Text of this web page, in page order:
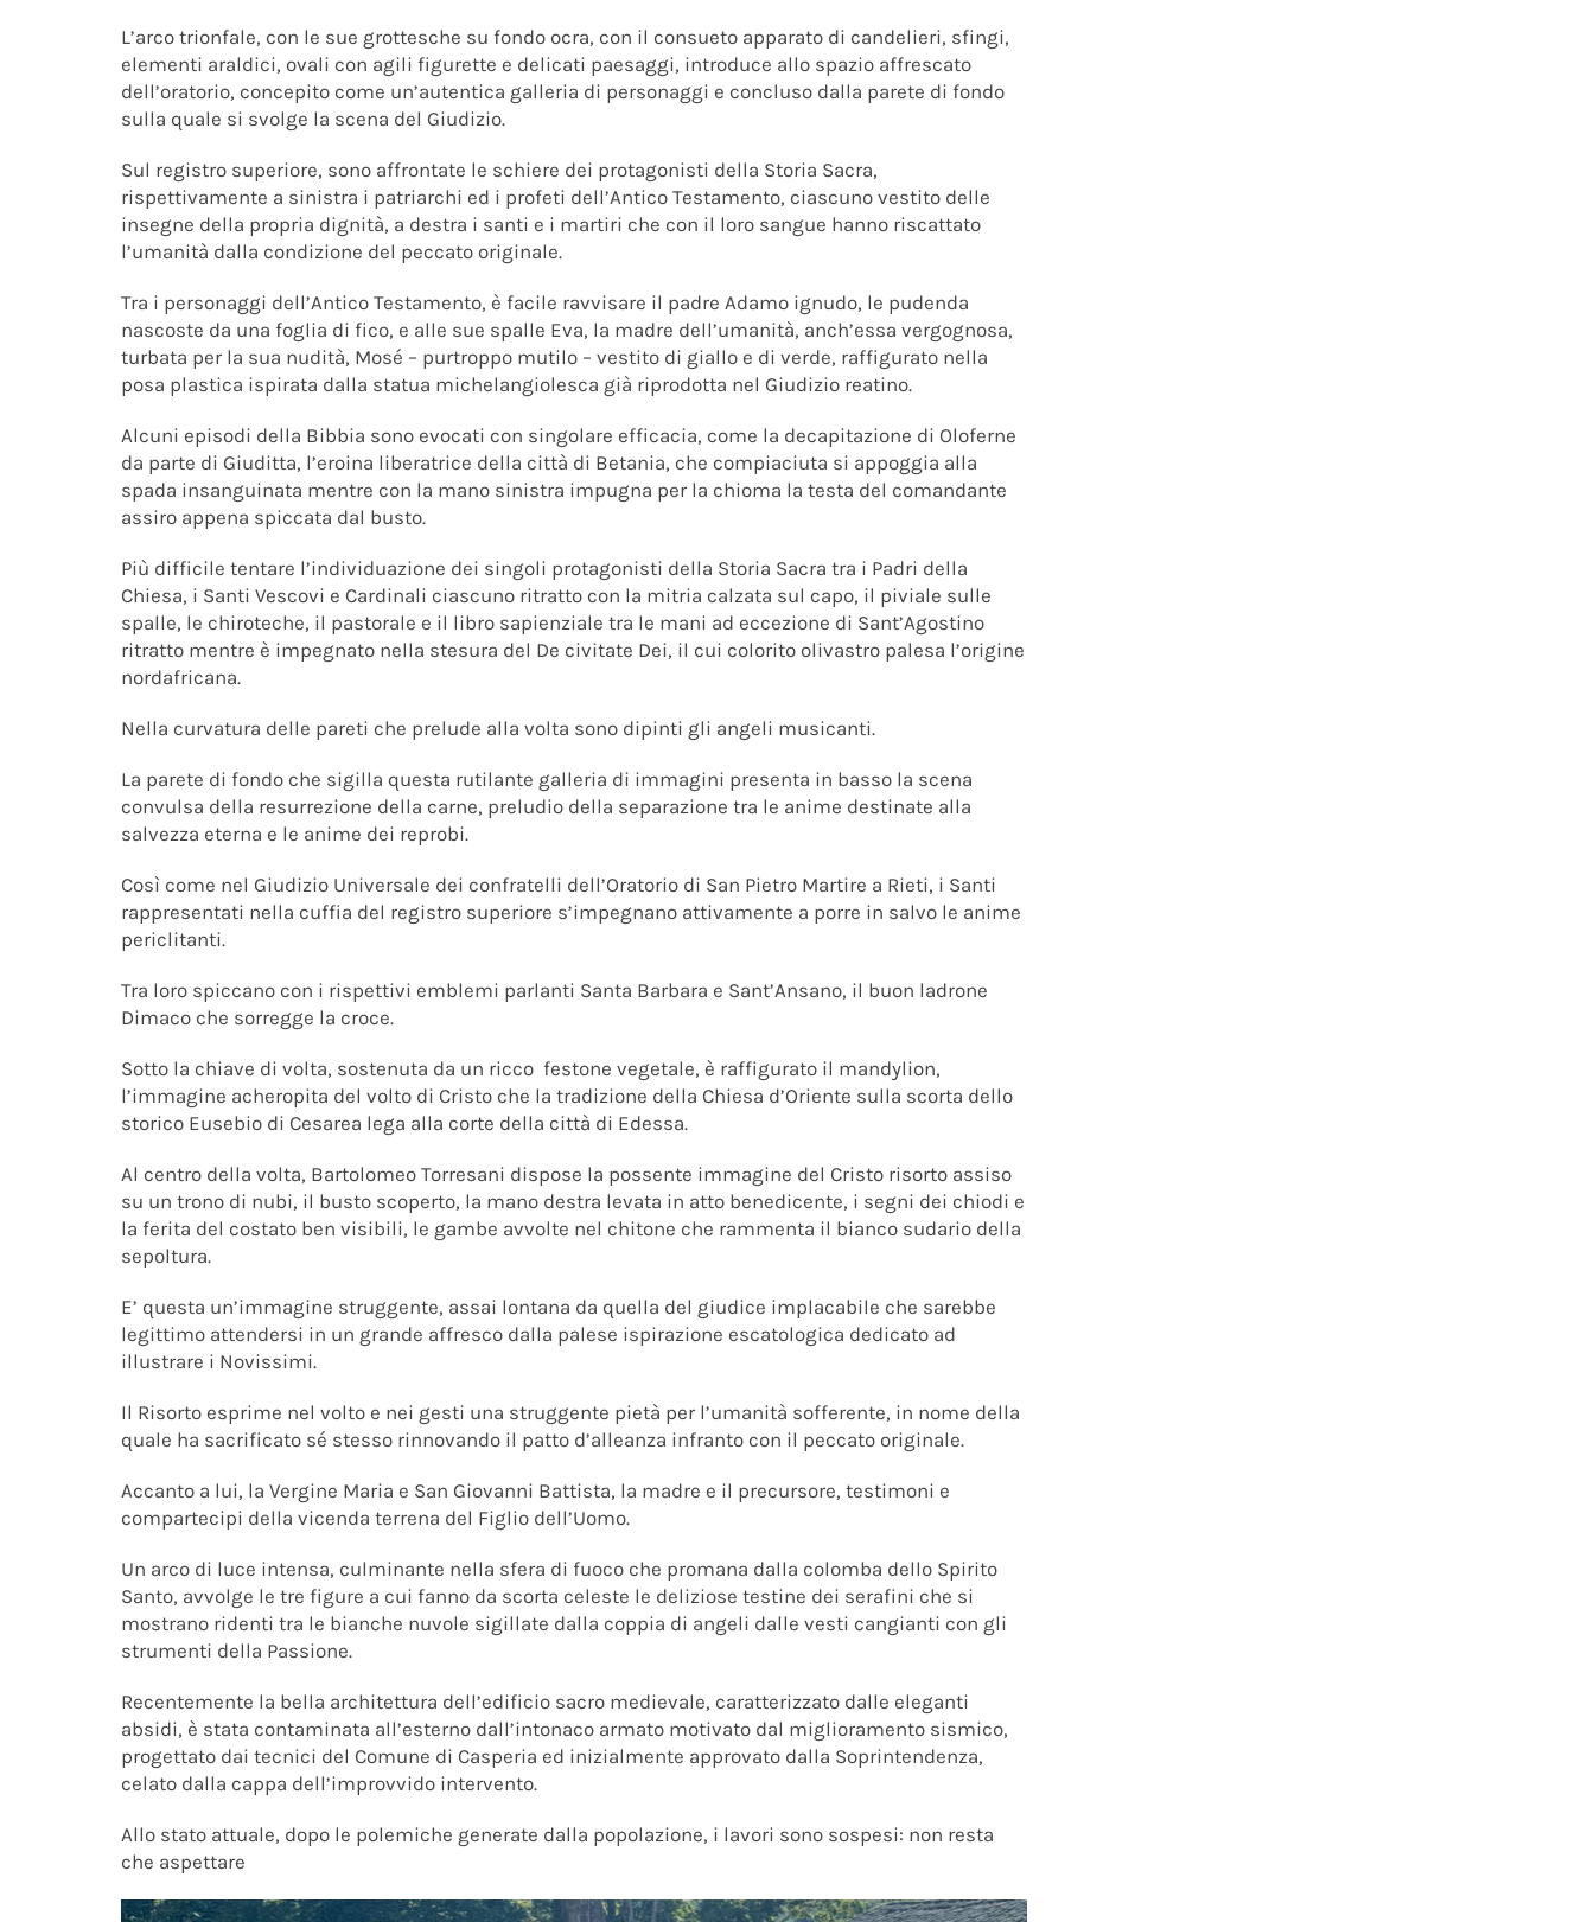
L’arco trionfale, con le sue grottesche su fondo ocra, con il consueto apparato di candelieri, sfingi,
elementi araldici, ovali con agili figurette e delicati paesaggi, introduce allo spazio affrescato
dell’oratorio, concepito come un’autentica galleria di personaggi e concluso dalla parete di fondo
sulla quale si svolge la scena del Giudizio.
Sul registro superiore, sono affrontate le schiere dei protagonisti della Storia Sacra,
rispettivamente a sinistra i patriarchi ed i profeti dell’Antico Testamento, ciascuno vestito delle
insegne della propria dignità, a destra i santi e i martiri che con il loro sangue hanno riscattato
l’umanità dalla condizione del peccato originale.
Tra i personaggi dell’Antico Testamento, è facile ravvisare il padre Adamo ignudo, le pudenda
nascoste da una foglia di fico, e alle sue spalle Eva, la madre dell’umanità, anch’essa vergognosa,
turbata per la sua nudità, Mosé – purtroppo mutilo – vestito di giallo e di verde, raffigurato nella
posa plastica ispirata dalla statua michelangiolesca già riprodotta nel Giudizio reatino.
Alcuni episodi della Bibbia sono evocati con singolare efficacia, come la decapitazione di Oloferne
da parte di Giuditta, l’eroina liberatrice della città di Betania, che compiaciuta si appoggia alla
spada insanguinata mentre con la mano sinistra impugna per la chioma la testa del comandante
assiro appena spiccata dal busto.
Più difficile tentare l’individuazione dei singoli protagonisti della Storia Sacra tra i Padri della
Chiesa, i Santi Vescovi e Cardinali ciascuno ritratto con la mitria calzata sul capo, il piviale sulle
spalle, le chiroteche, il pastorale e il libro sapienziale tra le mani ad eccezione di Sant’Agostino
ritratto mentre è impegnato nella stesura del De civitate Dei, il cui colorito olivastro palesa l’origine
nordafricana.
Nella curvatura delle pareti che prelude alla volta sono dipinti gli angeli musicanti.
La parete di fondo che sigilla questa rutilante galleria di immagini presenta in basso la scena
convulsa della resurrezione della carne, preludio della separazione tra le anime destinate alla
salvezza eterna e le anime dei reprobi.
Così come nel Giudizio Universale dei confratelli dell’Oratorio di San Pietro Martire a Rieti, i Santi
rappresentati nella cuffia del registro superiore s’impegnano attivamente a porre in salvo le anime
periclitanti.
Tra loro spiccano con i rispettivi emblemi parlanti Santa Barbara e Sant’Ansano, il buon ladrone
Dimaco che sorregge la croce.
Sotto la chiave di volta, sostenuta da un ricco festone vegetale, è raffigurato il mandylion,
l’immagine acheropita del volto di Cristo che la tradizione della Chiesa d’Oriente sulla scorta dello
storico Eusebio di Cesarea lega alla corte della città di Edessa.
Al centro della volta, Bartolomeo Torresani dispose la possente immagine del Cristo risorto assiso
su un trono di nubi, il busto scoperto, la mano destra levata in atto benedicente, i segni dei chiodi e
la ferita del costato ben visibili, le gambe avvolte nel chitone che rammenta il bianco sudario della
sepoltura.
E’ questa un’immagine struggente, assai lontana da quella del giudice implacabile che sarebbe
legittimo attendersi in un grande affresco dalla palese ispirazione escatologica dedicato ad
illustrare i Novissimi.
Il Risorto esprime nel volto e nei gesti una struggente pietà per l’umanità sofferente, in nome della
quale ha sacrificato sé stesso rinnovando il patto d’alleanza infranto con il peccato originale.
Accanto a lui, la Vergine Maria e San Giovanni Battista, la madre e il precursore, testimoni e
compartecipi della vicenda terrena del Figlio dell’Uomo.
Un arco di luce intensa, culminante nella sfera di fuoco che promana dalla colomba dello Spirito
Santo, avvolge le tre figure a cui fanno da scorta celeste le deliziose testine dei serafini che si
mostrano ridenti tra le bianche nuvole sigillate dalla coppia di angeli dalle vesti cangianti con gli
strumenti della Passione.
Recentemente la bella architettura dell’edificio sacro medievale, caratterizzato dalle eleganti
absidi, è stata contaminata all’esterno dall’intonaco armato motivato dal miglioramento sismico,
progettato dai tecnici del Comune di Casperia ed inizialmente approvato dalla Soprintendenza,
celato dalla cappa dell’improvvido intervento.
Allo stato attuale, dopo le polemiche generate dalla popolazione, i lavori sono sospesi: non resta
che aspettare